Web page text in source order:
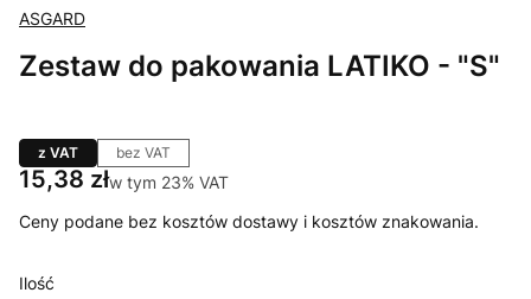
ASGARD
Zestaw do pakowania LATIKO - "S"
z VAT bez VAT
Cena
15,38 złw tym 23% VAT
w tym 23% VAT
Ceny podane bez kosztów dostawy i kosztów znakowania.
Ilość